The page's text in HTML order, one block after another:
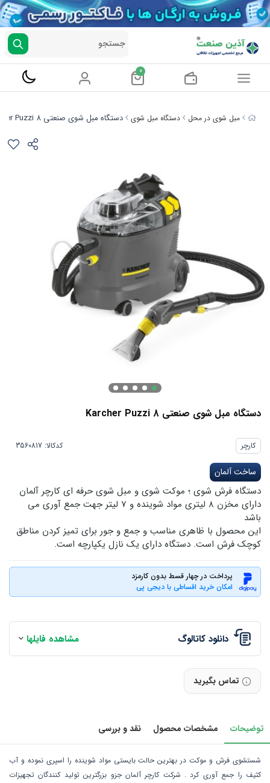
مبل شوی در محل دستگاه مبل شوی دستگاه مبل شوی صنعتی Karcher Puzzi 8
کارچر کدکالا:
دستگاه مبل شوی صنعتی Karcher Puzzi 8
ساخت آلمان
دستگاه فرش شوی ؛ موکت شوی و مبل شوی حرفه ای کارچر آلمان
دارای مخزن 8 لیتری مواد شوینده و 7 لیتر جهت جمع آوری می
باشد
این محصول با ظاهری مناسب و جمع و جور برای تمیز کردن مناطق
کوچک فرش است. دستگاه دارای یک نازل یکپارچه است.
پرداخت در چهار قسط بدون کارمزد
امکان خرید اقساطی با دیجی پی
دانلود کاتالوگ مشاهده فایلها
تماس بگیرید
توضیحات مشخصات محصول نقد و بررسی
شستشوی فرش و موکت در بهترین حالت بایستی مواد شوینده را اسپری نموده و آب
کثیف را جمع آوری کرد . شرکت کارچر آلمان جزو بزرگترین تولید کنندگان تجهیزات
جستجو
0